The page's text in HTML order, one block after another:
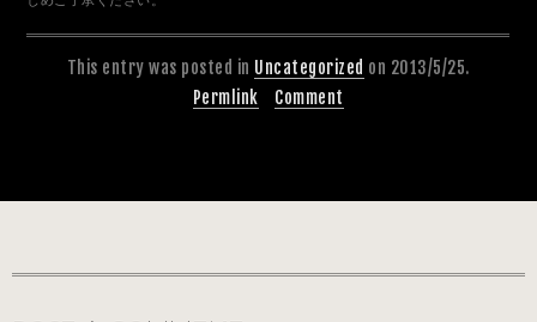
This entry was posted in Uncategorized on 2013/5/25.
Permlink
Comment